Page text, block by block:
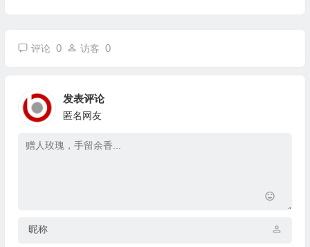
评论 0 访客 0
发表评论
匿名网友
昵称